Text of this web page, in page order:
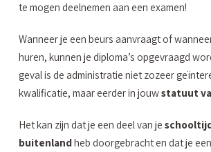
te mogen deelnemen aan een examen!
Wanneer je een beurs aanvraagt of
huren, kunnen je diploma’s opgevraagd
geval is de administratie niet zozeer
kwalificatie, maar eerder in jouwstatuut
Het kan zijn dat je een deel van je
buitenlandheb doorgebracht en dat je